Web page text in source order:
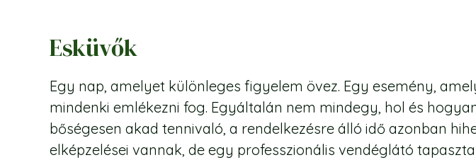
Esküvők
Egy nap, amelyet különleges figyelem övez. Egy esemény,
mindenki emlékezni fog. Egyáltalán nem mindegy, hol és
bőségesen akad tennivaló, a rendelkezésre álló idő azonban
elképzelései vannak, de egy professzionális vendéglátó